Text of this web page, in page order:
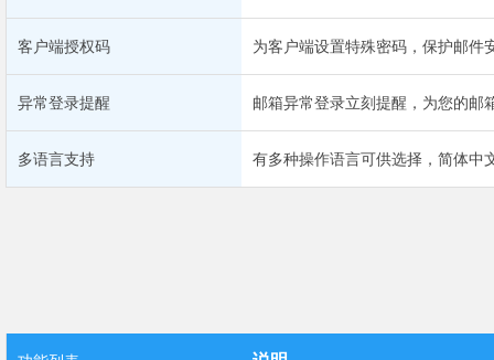
客户端授权码 为客户端设置特殊密码，保护邮件
异常登录提醒 邮箱异常登录立刻提醒，为您的邮
多语言支持 有多种操作语言可供选择，简体中